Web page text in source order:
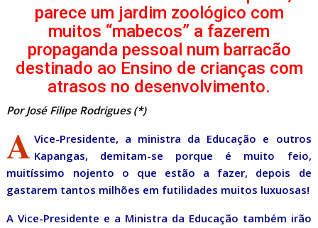
parece um jardim zoológico com
muitos “mabecos” a fazerem
propaganda pessoal num barracão
destinado ao Ensino de crianças com
atrasos no desenvolvimento.
Por José Filipe Rodrigues (*)
A Vice-Presidente, a ministra da Educação e outros
Kapangas, demitam-se porque é muito feio,
muitíssimo nojento o que estão a fazer, depois de
gastarem tantos milhões em futilidades muitos luxuosas!
A Vice-Presidente e a Ministra da Educação também irão